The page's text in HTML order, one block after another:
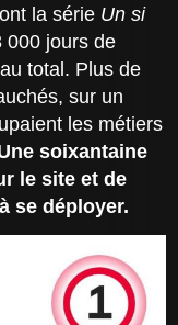
la série Un si
000 jours de
total. Plus de
sur un
les métiers
soixantaine
le site et de
se déployer.